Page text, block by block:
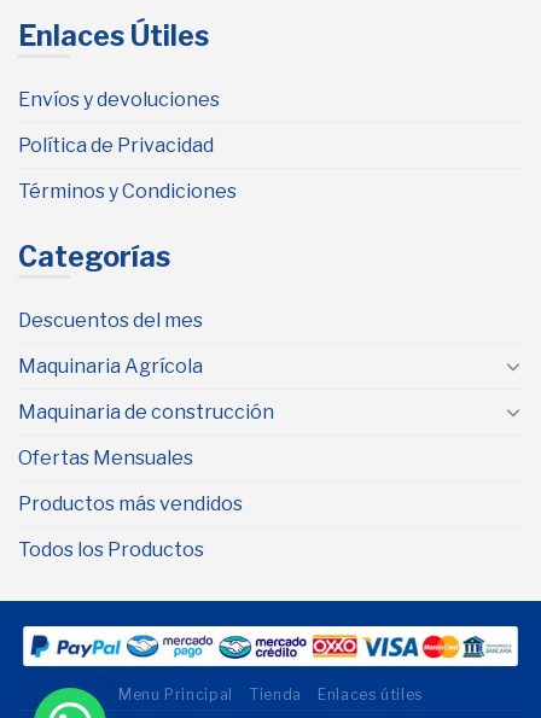
Enlaces Útiles
Envíos y devoluciones
Política de Privacidad
Términos y Condiciones
Categorías
Descuentos del mes
Maquinaria Agrícola
Maquinaria de construcción
Ofertas Mensuales
Productos más vendidos
Todos los Productos
Menu Principal Tienda Enlaces útiles